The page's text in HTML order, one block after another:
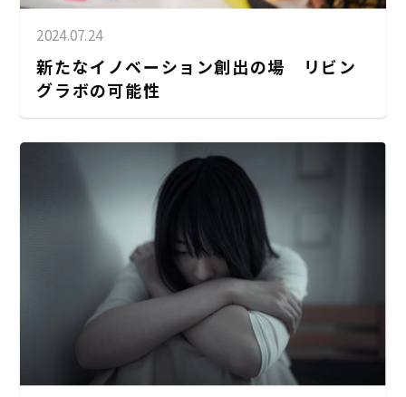
2024.07.24
新たなイノベーション創出の場 リビン
グラボの可能性